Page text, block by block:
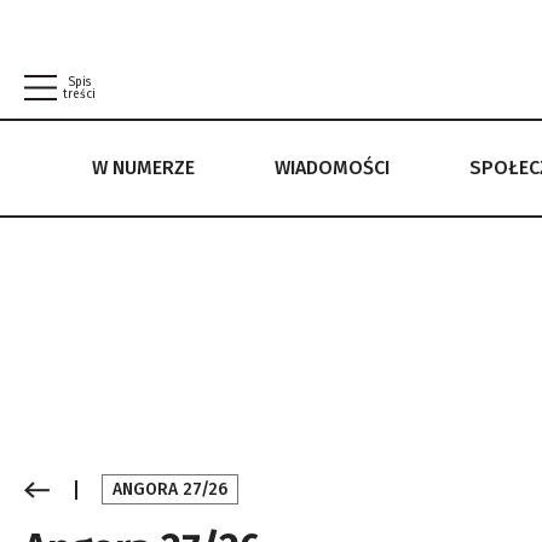
Spis
treści
W NUMERZE WIADOMOŚCI
W NUMERZE WIADOMOŚCI SPOŁECZEŃSTWO
ANGORA 27/26